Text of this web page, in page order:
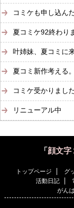
コミケも申し込ん
夏コミケ92終わり
叶姉妹、夏コミに
夏コミ新作考える。
コミケ受かりまし
リニューアル中
「 顔文字
トップページ グ
活動日記
がん